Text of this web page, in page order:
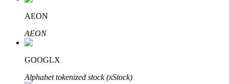
Otomatik Yatırım
Uzun vadeli kâr ve esnek çıkarlar elde edin
AEON
AEON
GOOGLX
Alphabet tokenized stock (xStock)